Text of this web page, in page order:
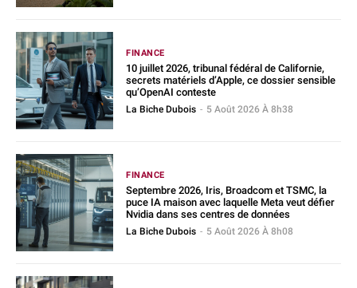
FINANCE
10 juillet 2026, tribunal fédéral de Californie,
secrets matériels d’Apple, ce dossier sensible
qu’OpenAI conteste
La Biche Dubois - 5 Août 2026 À 8h38
FINANCE
Septembre 2026, Iris, Broadcom et TSMC, la
puce IA maison avec laquelle Meta veut défier
Nvidia dans ses centres de données
La Biche Dubois - 5 Août 2026 À 8h08